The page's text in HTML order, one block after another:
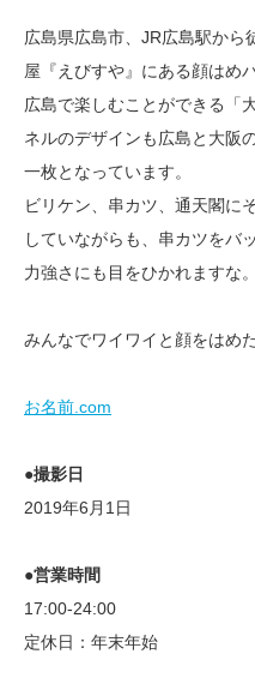
広島県広島市、JR広島駅から
屋『えびすや』にある顔はめパ
広島で楽しむことができる「
ネルのデザインも広島と大阪
一枚となっています。
ビリケン、串カツ、通天閣に
していながらも、串カツをバ
力強さにも目をひかれますな。
みんなでワイワイと顔をはめ
お名前.com
●撮影日
2019年6月1日
●営業時間
17:00-24:00
定休日：年末年始